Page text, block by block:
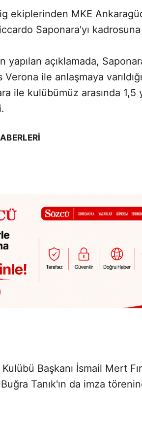
ekiplerinden MKE
Saponara'yı kadrosuna
yapılan açıklamada,
ile anlaşmaya
ile kulübümüz arasında 1,5
Başkanı İsmail Mert
Tanık'ın da imza